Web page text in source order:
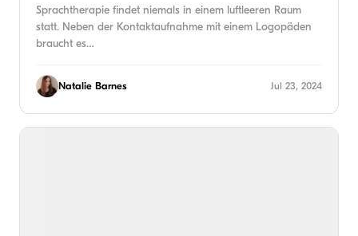
Sprachtherapie findet niemals in einem luftleeren Raum
statt. Neben der Kontaktaufnahme mit einem Logopäden
braucht es…
Natalie Barnes Jul 23, 2024